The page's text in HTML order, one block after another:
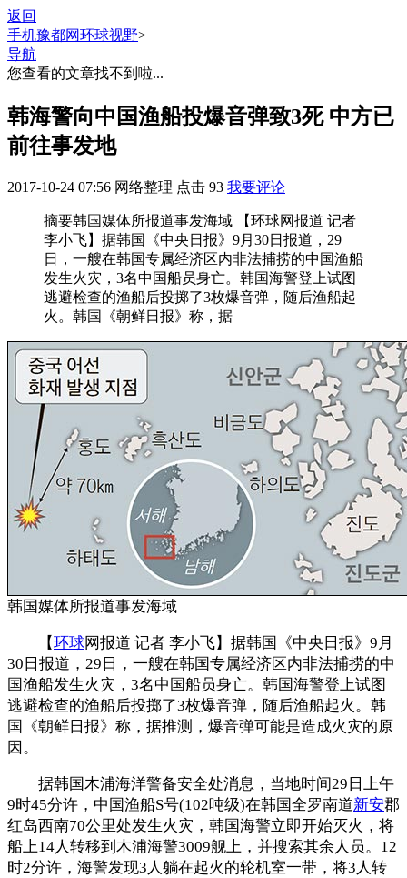
返回
手机豫都网环球视野>
导航
您查看的文章找不到啦...
韩海警向中国渔船投爆音弹致3死 中方已
前往事发地
2017-10-24 07:56 网络整理 点击 93 我要评论
摘要韩国媒体所报道事发海域 【环球网报道 记者
李小飞】据韩国《中央日报》9月30日报道，29
日，一艘在韩国专属经济区内非法捕捞的中国渔船
发生火灾，3名中国船员身亡。韩国海警登上试图
逃避检查的渔船后投掷了3枚爆音弹，随后渔船起
火。韩国《朝鲜日报》称，据
韩国媒体所报道事发海域
【环球网报道 记者 李小飞】据韩国《中央日报》9月
30日报道，29日，一艘在韩国专属经济区内非法捕捞的中
国渔船发生火灾，3名中国船员身亡。韩国海警登上试图
逃避检查的渔船后投掷了3枚爆音弹，随后渔船起火。韩
国《朝鲜日报》称，据推测，爆音弹可能是造成火灾的原
因。
据韩国木浦海洋警备安全处消息，当地时间29日上午
9时45分许，中国渔船S号(102吨级)在韩国全罗南道新安郡
红岛西南70公里处发生火灾，韩国海警立即开始灭火，将
船上14人转移到木浦海警3009舰上，并搜索其余人员。12
时2分许，海警发现3人躺在起火的轮机室一带，将3人转